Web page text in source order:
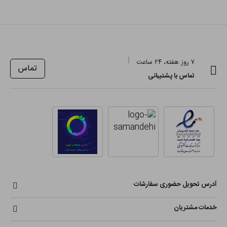
۷ روز هفته، ۲۴ ساعت
تماس با پشتیبانی
تماس
آدرس تحویل حضوری سفارشات
خدمات مشتریان